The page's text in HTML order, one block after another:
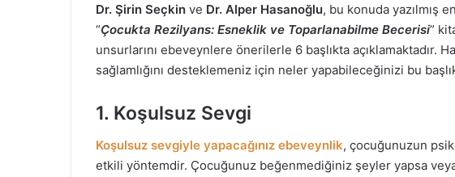
Dr. Şirin Seçkin ve Dr. Alper Hasanoğlu, bu konuda yazılmış
“Çocukta Rezilyans: Esneklik ve Toparlanabilme Becerisi”
unsurlarını ebeveynlere önerilerle 6 başlıkta açıklamaktadır.
sağlamlığını desteklemeniz için neler yapabileceğinizi bu
1. Koşulsuz Sevgi
Koşulsuz sevgiyle yapacağınız ebeveynlik, çocuğunuzun
etkili yöntemdir. Çocuğunuz beğenmediğiniz şeyler yapsa veya